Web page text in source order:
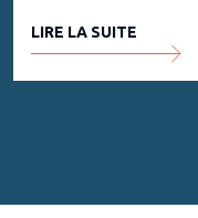
LIRE LA SUITE